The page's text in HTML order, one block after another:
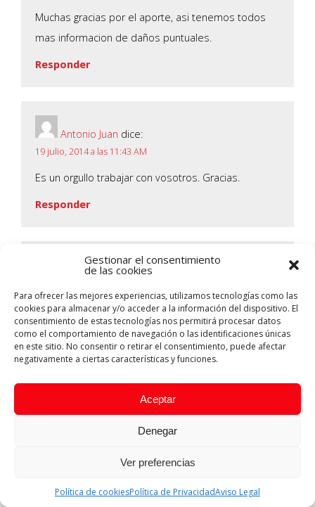
Gestionar el consentimiento
de las cookies
Para ofrecer las mejores experiencias, utilizamos tecnologías como las
cookies para almacenar y/o acceder a la información del dispositivo. El
consentimiento de estas tecnologías nos permitirá procesar datos
como el comportamiento de navegación o las identificaciones únicas
en este sitio. No consentir o retirar el consentimiento, puede afectar
negativamente a ciertas características y funciones.
Aceptar
Denegar
Ver preferencias
Política de cookiesPolítica de PrivacidadAviso Legal
Muchas gracias por el aporte, asi tenemos todos
mas informacion de daños puntuales.
Responder
Antonio Juan dice:
19 julio, 2014 a las 11:43 AM
Es un orgullo trabajar con vosotros. Gracias.
Responder
jose luis dice:
19 julio, 2014 a las 5:00 AM
mucha gracias por la informacion recivida
Responder
julio lucin dice:
18 julio, 2014 a las 5:14 AM
Extremadamente valioso su aporte técnico